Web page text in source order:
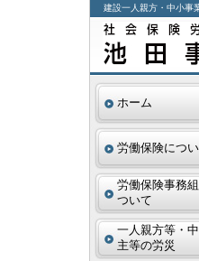
建設一人親方・中小事
ホーム
労働保険につ
労働保険事務
ついて
一人親方等・
主等の労災